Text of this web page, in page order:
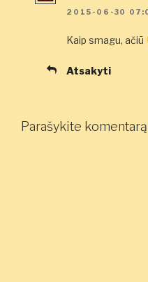
2015-06-30
Kaip smagu, ačiū
Atsakyti
Parašykite komentarą